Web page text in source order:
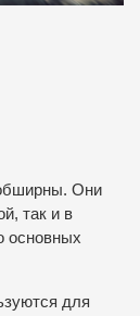
Они
так и в
основных
для